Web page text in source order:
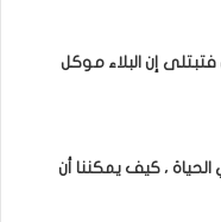
إن البلاء موكل
، كيف يمكننا أن